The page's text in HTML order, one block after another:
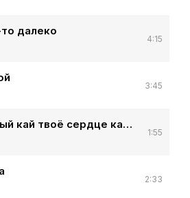
далеко
4:15
3:45
Мой милый кай твоё сердце как лёд
1:55
2:33